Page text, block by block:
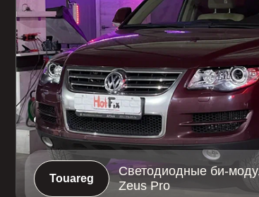
Светодиодные би-модули
Zeus Pro
Touareg